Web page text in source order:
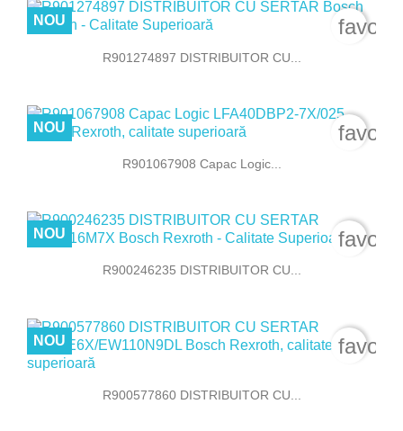
R901274897 DISTRIBUITOR CU...
NOU
R901067908 Capac Logic...
NOU
R900246235 DISTRIBUITOR CU...
NOU
R900577860 DISTRIBUITOR CU...
NOU